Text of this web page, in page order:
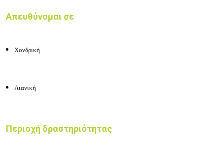
Απευθύνομαι σε
Χονδρική
Λιανική
Περιοχή δραστηριότητας